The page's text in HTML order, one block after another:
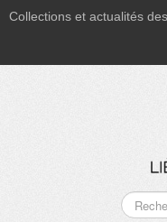
Collections et actualités